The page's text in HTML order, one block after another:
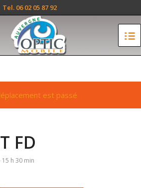
Tel. 06 02 05 87 92
est passé
FD
15 h 30 min